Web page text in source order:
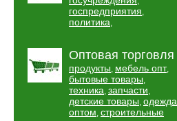
госпредприятия,
политика,
Оптовая торговля
продукты, мебель опт,
бытовые товары,
техника, запчасти,
детские товары, одежда
оптом, строительные